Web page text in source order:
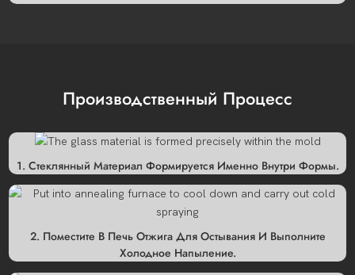
Производственный Процесс
1. Стеклянный Материал Формируется Именно Внутри Формы.
2. Поместите В Печь Отжига Для Остывания И Выполните
Холодное Напыление.